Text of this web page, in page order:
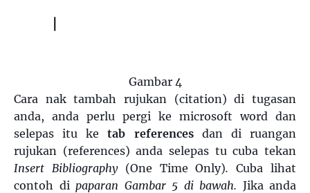
Gambar 4
Cara nak tambah rujukan (citation) di tugasan
anda, anda perlu pergi ke microsoft word dan
selepas itu ketab referencesdan di ruangan
rujukan (references) anda selepas tu cuba tekan
Insert Bibliography (One Time Only).Cuba lihat
contoh di paparan Gambar 5 di bawah. Jika anda